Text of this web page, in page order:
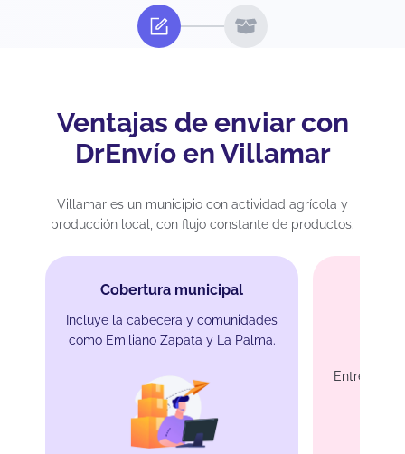
Ventajas de enviar con
DrEnvío en Villamar
Villamar es un municipio con actividad agrícola y
producción local, con flujo constante de productos.
Cobertura municipal
Incluye la cabecera y comunidades
como Emiliano Zapata y La Palma.
Entrega en